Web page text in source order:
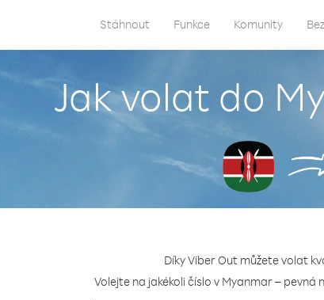
Stáhnout Funkce Komunity
Jak volat do
Díky Viber Out můžete volat
Volejte na jakékoli číslo v Myanmar – pevná